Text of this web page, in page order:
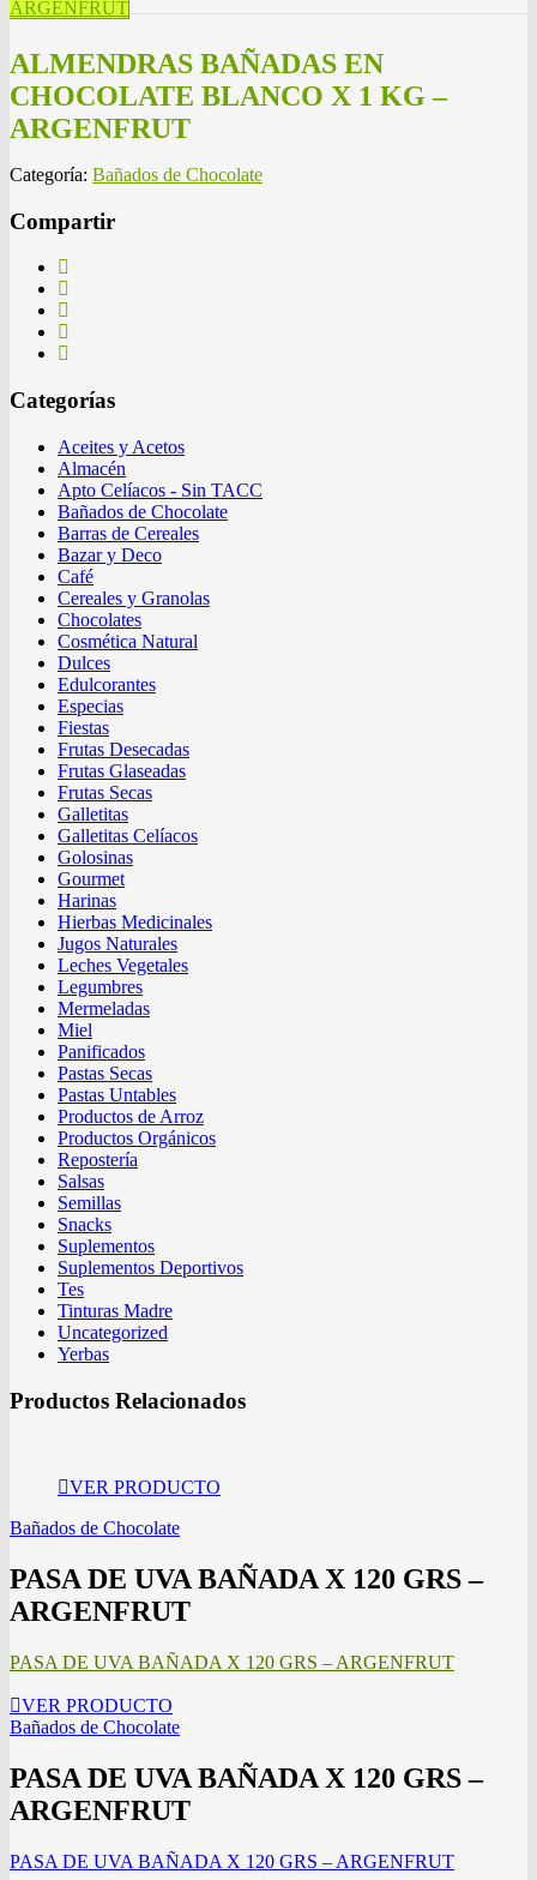
ARGENFRUT
ALMENDRAS BAÑADAS EN
CHOCOLATE BLANCO X 1 KG –
ARGENFRUT
Categoría: Bañados de Chocolate
Compartir
Categorías
Aceites y Acetos
Almacén
Apto Celíacos - Sin TACC
Bañados de Chocolate
Barras de Cereales
Bazar y Deco
Café
Cereales y Granolas
Chocolates
Cosmética Natural
Dulces
Edulcorantes
Especias
Fiestas
Frutas Desecadas
Frutas Glaseadas
Frutas Secas
Galletitas
Galletitas Celíacos
Golosinas
Gourmet
Harinas
Hierbas Medicinales
Jugos Naturales
Leches Vegetales
Legumbres
Mermeladas
Miel
Panificados
Pastas Secas
Pastas Untables
Productos de Arroz
Productos Orgánicos
Repostería
Salsas
Semillas
Snacks
Suplementos
Suplementos Deportivos
Tes
Tinturas Madre
Uncategorized
Yerbas
Productos Relacionados
VER PRODUCTO
Bañados de Chocolate
PASA DE UVA BAÑADA X 120 GRS –
ARGENFRUT
PASA DE UVA BAÑADA X 120 GRS – ARGENFRUT
VER PRODUCTO
Bañados de Chocolate
PASA DE UVA BAÑADA X 120 GRS –
ARGENFRUT
PASA DE UVA BAÑADA X 120 GRS – ARGENFRUT